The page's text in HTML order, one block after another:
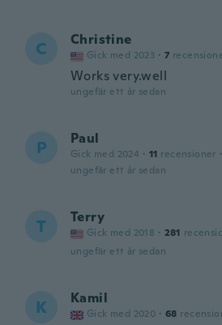
C Christine
Gick med 2023 · 7
Works very.well
ungefär ett år sedan
P Paul
Gick med 2024 · 11 recensioner ·
ungefär ett år sedan
T Terry
Gick med 2018 · 281
ungefär ett år sedan
K Kamil
Gick med 2020 · 68